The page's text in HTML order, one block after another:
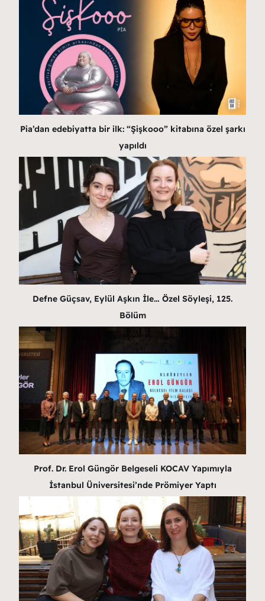
Pia’dan edebiyatta bir ilk: “Şişkooo” kitabına özel şarkı
yapıldı
Defne Güçsav, Eylül Aşkın İle… Özel Söyleşi, 125.
Bölüm
Prof. Dr. Erol Güngör Belgeseli KOCAV Yapımıyla
İstanbul Üniversitesi’nde Prömiyer Yaptı